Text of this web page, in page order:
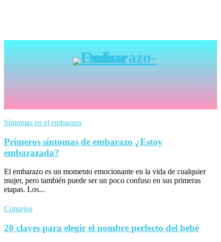
Síntomas en el embarazo
Primeros síntomas de embarazo ¿Estoy
embarazada?
El embarazo es un momento emocionante en la vida de cualquier
mujer, pero también puede ser un poco confuso en sus primeras
etapas. Los...
Consejos
20 claves para elegir el nombre perfecto del bebé